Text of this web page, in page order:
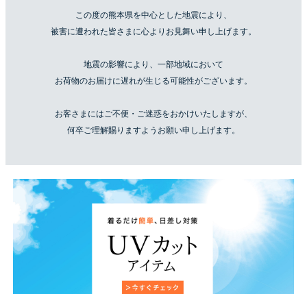
この度の熊本県を中心とした地震により、
被害に遭われた皆さまに心よりお見舞い申し上げます。
地震の影響により、一部地域において
お荷物のお届けに遅れが生じる可能性がございます。
お客さまにはご不便・ご迷惑をおかけいたしますが、
何卒ご理解賜りますようお願い申し上げます。